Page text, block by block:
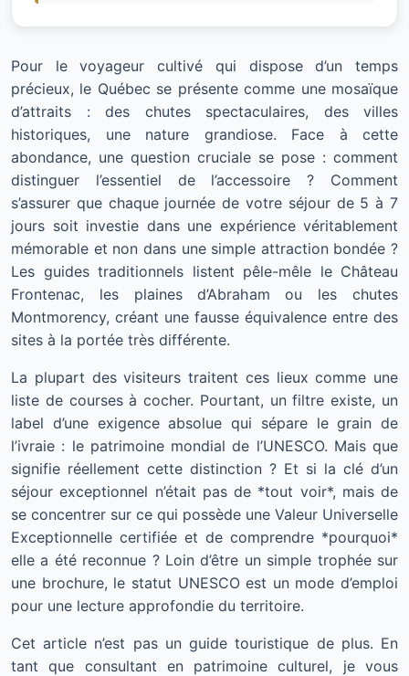
Pour le voyageur cultivé qui dispose d’un temps
précieux, le Québec se présente comme une mosaïque
d’attraits : des chutes spectaculaires, des villes
historiques, une nature grandiose. Face à cette
abondance, une question cruciale se pose : comment
distinguer l’essentiel de l’accessoire ? Comment
s’assurer que chaque journée de votre séjour de 5 à 7
jours soit investie dans une expérience véritablement
mémorable et non dans une simple attraction bondée ?
Les guides traditionnels listent pêle-mêle le Château
Frontenac, les plaines d’Abraham ou les chutes
Montmorency, créant une fausse équivalence entre des
sites à la portée très différente.
La plupart des visiteurs traitent ces lieux comme une
liste de courses à cocher. Pourtant, un filtre existe, un
label d’une exigence absolue qui sépare le grain de
l’ivraie : le patrimoine mondial de l’UNESCO. Mais que
signifie réellement cette distinction ? Et si la clé d’un
séjour exceptionnel n’était pas de *tout voir*, mais de
se concentrer sur ce qui possède une Valeur Universelle
Exceptionnelle certifiée et de comprendre *pourquoi*
elle a été reconnue ? Loin d’être un simple trophée sur
une brochure, le statut UNESCO est un mode d’emploi
pour une lecture approfondie du territoire.
Cet article n’est pas un guide touristique de plus. En
tant que consultant en patrimoine culturel, je vous